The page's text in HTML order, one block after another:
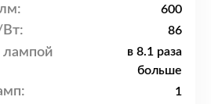
600
Вт: 86
лампой
в 8.1 раза
больше
1